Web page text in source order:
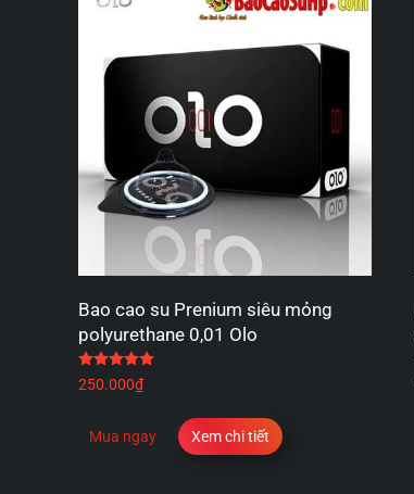
Bao cao su Prenium siêu mỏng
polyurethane 0,01 Olo
250.000₫
Mua ngay Xem chi tiết